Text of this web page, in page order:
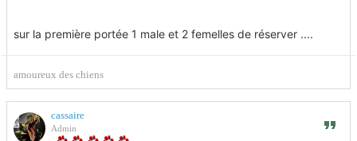
sur la première portée 1 male et 2 femelles de réserver ....
amoureux des chiens
cassaire
Admin